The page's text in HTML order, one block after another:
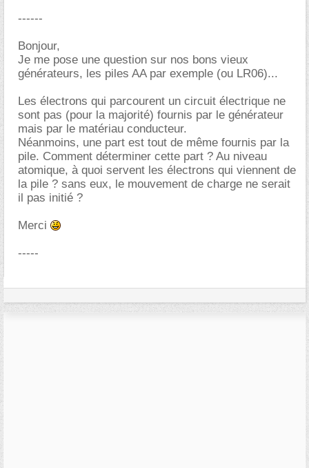
------
Bonjour,
Je me pose une question sur nos bons vieux
générateurs, les piles AA par exemple (ou LR06)...
Les électrons qui parcourent un circuit électrique ne
sont pas (pour la majorité) fournis par le générateur
mais par le matériau conducteur.
Néanmoins, une part est tout de même fournis par la
pile. Comment déterminer cette part ? Au niveau
atomique, à quoi servent les électrons qui viennent de
la pile ? sans eux, le mouvement de charge ne serait
il pas initié ?
Merci
-----